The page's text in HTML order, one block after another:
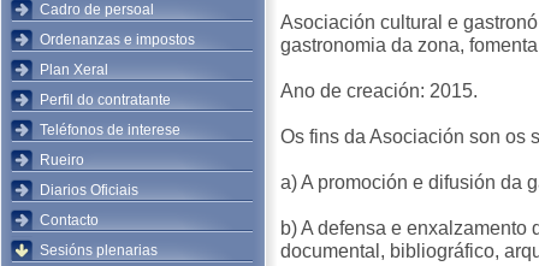
Cadro de persoal
Ordenanzas e impostos
Plan Xeral
Perfil do contratante
Teléfonos de interese
Rueiro
Diarios Oficiais
Contacto
Sesións plenarias
Asociación cultural e
gastronomia da zona,
Ano de creación: 2015.
Os fins da Asociación son os
a) A promoción e difusión da
b) A defensa e enxalzamento
documental, bibliográfico,